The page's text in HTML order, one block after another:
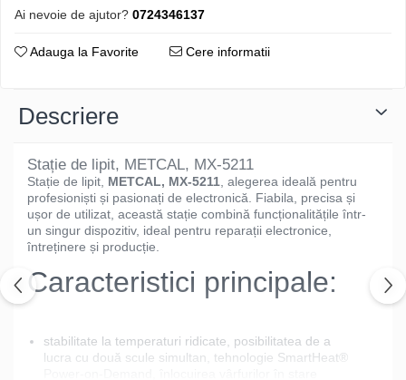
Ai nevoie de ajutor? 0724346137
Adauga la Favorite Cere informatii
Descriere
Stație de lipit, METCAL, MX-5211
Stație de lipit, METCAL, MX-5211 , alegerea ideală pentru
profesioniști și pasionați de electronică. Fiabila, precisa și
ușor de utilizat, această stație combină funcționalitățile într-
un singur dispozitiv, ideal pentru reparații electronice,
întreținere și producție.
Caracteristici principale:
stabilitate la temperaturi ridicate, posibilitatea de a
lucra cu două scule simultan, tehnologie SmartHeat®